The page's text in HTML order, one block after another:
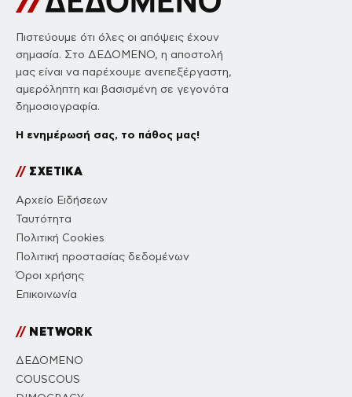
Πιστεύουμε ότι όλες οι απόψεις έχουν
σημασία. Στο ΔΕΔΟΜΕΝΟ, η αποστολή
μας είναι να παρέχουμε ανεπεξέργαστη,
αμερόληπτη και βασισμένη σε γεγονότα
δημοσιογραφία.
Η ενημέρωσή σας, το πάθος μας!
//ΣΧΕΤΙΚΑ
Αρχείο Ειδήσεων
Ταυτότητα
Πολιτική Cookies
Πολιτική προστασίας δεδομένων
Όροι χρήσης
Επικοινωνία
//NETWORK
ΔΕΔΟΜΕΝΟ
COUSCOUS